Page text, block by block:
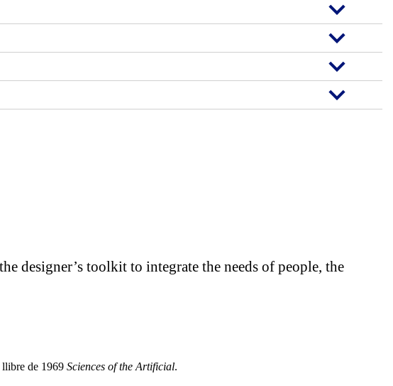
designer’s toolkit to integrate the needs of people, the
llibre de 1969 Sciences of the Artificial.